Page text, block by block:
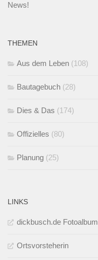
News!
THEMEN
Aus dem Leben (108)
Bautagebuch (28)
Dies & Das (174)
Offizielles (80)
Planung (25)
LINKS
dickbusch.de Fotoalbum
Ortsvorsteherin